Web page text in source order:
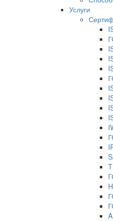
Услуги